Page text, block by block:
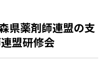
県薬剤師連盟の支
盟研修会